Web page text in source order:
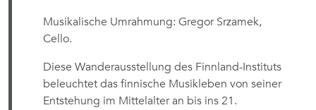
Musikalische Umrahmung: Gregor Srzamek,
Cello.
Diese Wanderausstellung des Finnland-Instituts
beleuchtet das finnische Musikleben von seiner
Entstehung im Mittelalter an bis ins 21.